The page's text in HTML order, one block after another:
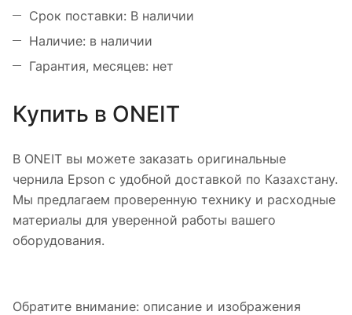
Срок поставки: В наличии
Наличие: в наличии
Гарантия, месяцев: нет
Купить в ONEIT
В ONEIT вы можете заказать оригинальные
чернила Epson с удобной доставкой по Казахстану.
Мы предлагаем проверенную технику и расходные
материалы для уверенной работы вашего
оборудования.
Обратите внимание: описание и изображения